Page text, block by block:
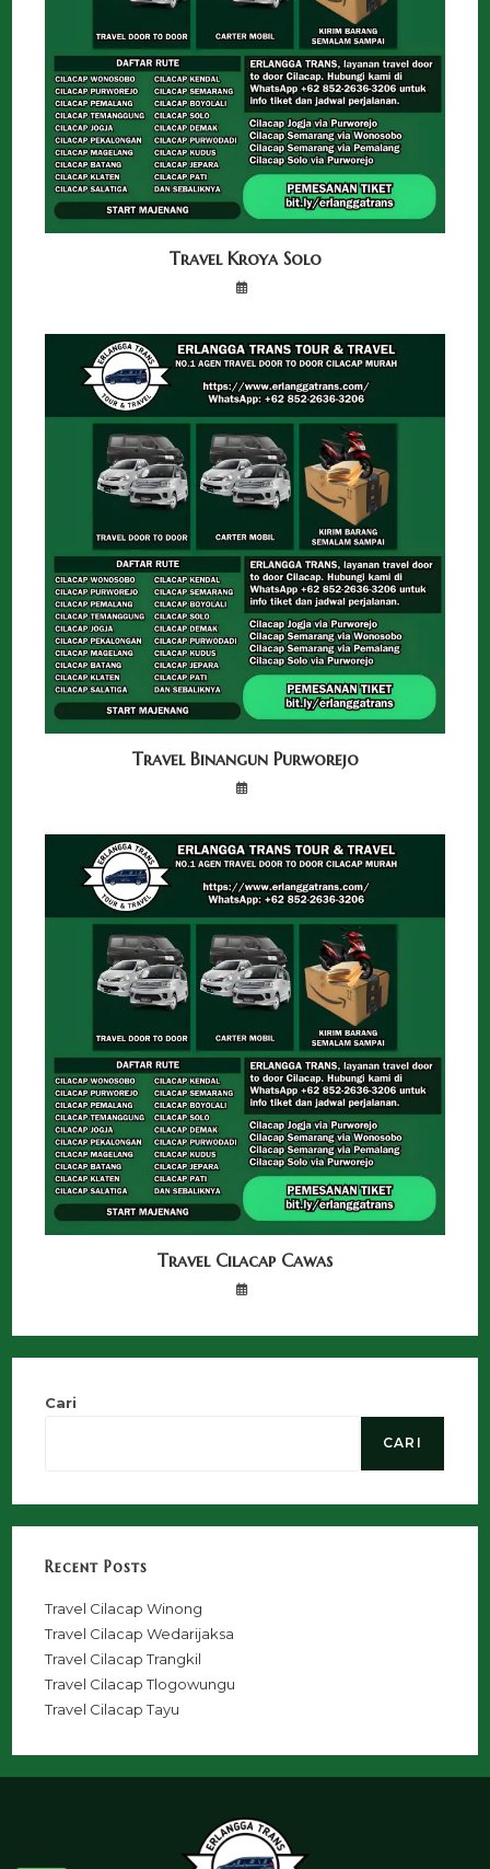
Travel Kroya Solo
Travel Binangun Purworejo
Travel Cilacap Cawas
Cari
CARI
Recent Posts
Travel Cilacap Winong
Travel Cilacap Wedarijaksa
Travel Cilacap Trangkil
Travel Cilacap Tlogowungu
Travel Cilacap Tayu